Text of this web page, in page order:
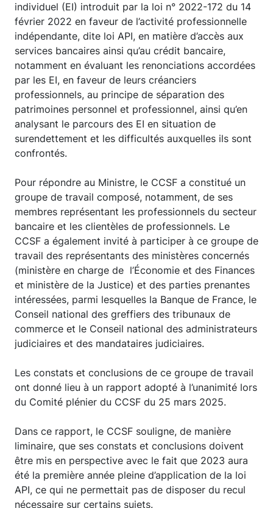
individuel (EI) introduit par la loi n° 2022-172 du 14
février 2022 en faveur de l’activité professionnelle
indépendante, dite loi API, en matière d’accès aux
services bancaires ainsi qu’au crédit bancaire,
notamment en évaluant les renonciations accordées
par les EI, en faveur de leurs créanciers
professionnels, au principe de séparation des
patrimoines personnel et professionnel, ainsi qu’en
analysant le parcours des EI en situation de
surendettement et les difficultés auxquelles ils sont
confrontés.
Pour répondre au Ministre, le CCSF a constitué un
groupe de travail composé, notamment, de ses
membres représentant les professionnels du secteur
bancaire et les clientèles de professionnels. Le
CCSF a également invité à participer à ce groupe de
travail des représentants des ministères concernés
(ministère en charge de l’Économie et des Finances
et ministère de la Justice) et des parties prenantes
intéressées, parmi lesquelles la Banque de France, le
Conseil national des greffiers des tribunaux de
commerce et le Conseil national des administrateurs
judiciaires et des mandataires judiciaires.
Les constats et conclusions de ce groupe de travail
ont donné lieu à un rapport adopté à l’unanimité lors
du Comité plénier du CCSF du 25 mars 2025.
Dans ce rapport, le CCSF souligne, de manière
liminaire, que ses constats et conclusions doivent
être mis en perspective avec le fait que 2023 aura
été la première année pleine d’application de la loi
API, ce qui ne permettait pas de disposer du recul
nécessaire sur certains sujets.